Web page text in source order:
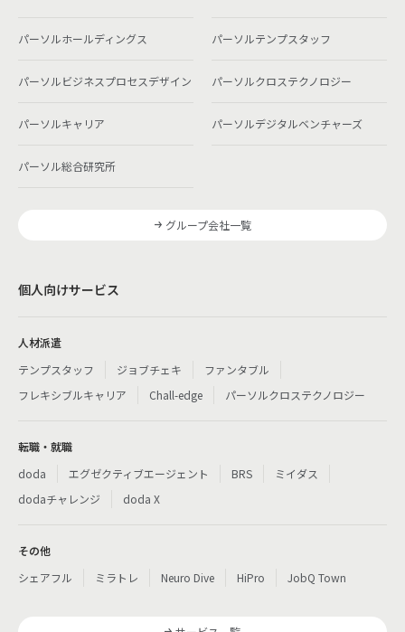
パーソルホールディングス パーソルテンプスタッフ
パーソルビジネスプロセスデザイン パーソルクロステクノロジー
パーソルキャリア パーソルデジタルベンチャーズ
パーソル総合研究所
グループ会社一覧
個人向けサービス
人材派遣
テンプスタッフ
ジョブチェキ
ファンタブル
フレキシブルキャリア
Chall-edge パーソルクロステクノロジー
転職・就職
doda
エグゼクティブエージェント BRS
ミイダス
dodaチャレンジ
doda X
その他
シェアフル
ミラトレ Neuro Dive HiPro JobQ Town